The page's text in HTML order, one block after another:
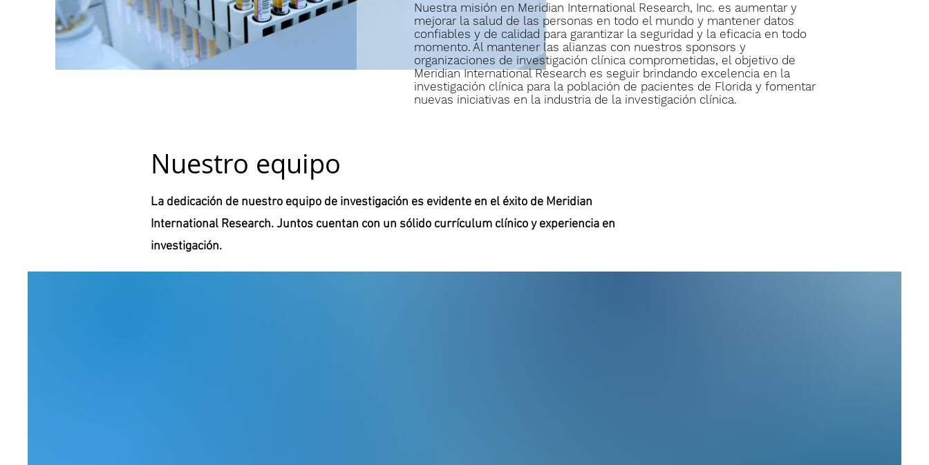
Nuestra misión en Meridian International Research, Inc. es aumentar y
mejorar la salud de las personas en todo el mundo y mantener datos
confiables y de calidad para garantizar la seguridad y la eficacia en todo
momento. Al mantener las alianzas con nuestros sponsors y
organizaciones de investigación clínica comprometidas, el objetivo de
Meridian International Research es seguir brindando excelencia en la
investigación clínica para la población de pacientes de Florida y fomentar
nuevas iniciativas en la industria de la investigación clínica.
Nuestro equipo
La dedicación de nuestro equipo de investigación es evidente en el éxito de Meridian
International Research. Juntos cuentan con un sólido currículum clínico y experiencia en
investigación.